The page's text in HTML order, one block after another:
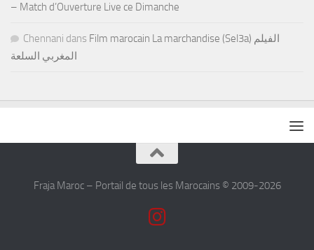
– Match d’Ouverture Live ce Dimanche
Chennani dans Film marocain La marchandise (Sel3a) الفيلم
المغربي السلعة
Fraja Maroc – Portail de tous les Marocains © 2009-2026